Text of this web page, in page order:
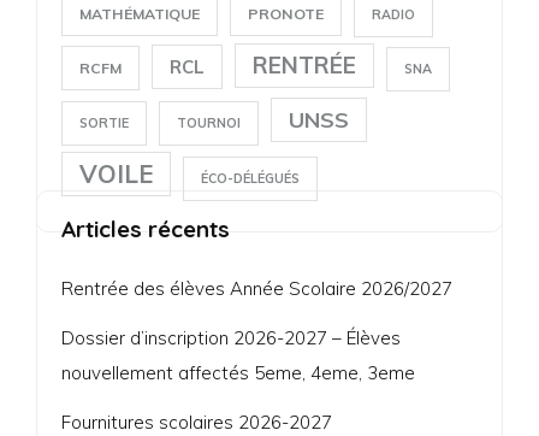
MATHÉMATIQUE PRONOTE RADIO
RCFM RCL RENTRÉE SNA
SORTIE TOURNOI UNSS
VOILE ÉCO-DÉLÉGUÉS
Articles récents
Rentrée des élèves Année Scolaire 2026/2027
Dossier d’inscription 2026-2027 – Élèves
nouvellement affectés 5eme, 4eme, 3eme
Fournitures scolaires 2026-2027